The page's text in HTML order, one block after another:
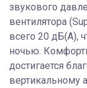
звукового
вентилятора
всего 20 дБ(А),
ночью.
достигается
вертикальному